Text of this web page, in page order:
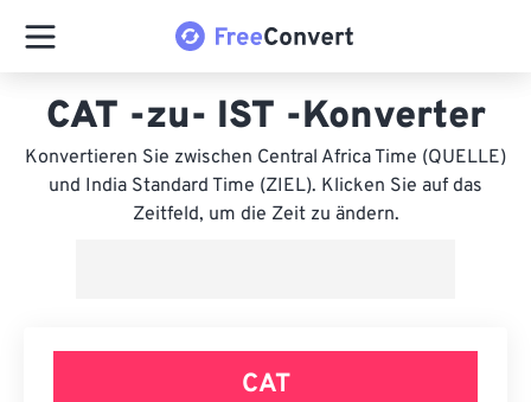
CAT -zu- IST -Konverter
Konvertieren Sie zwischen Central Africa Time (QUELLE)
und India Standard Time (ZIEL). Klicken Sie auf das
Zeitfeld, um die Zeit zu ändern.
CAT